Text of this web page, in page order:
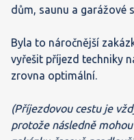
dům, saunu a garážové
Byla to náročnější
vyřešit příjezd techniky
zrovna optimální.
(Příjezdovou cestu je
protože následně